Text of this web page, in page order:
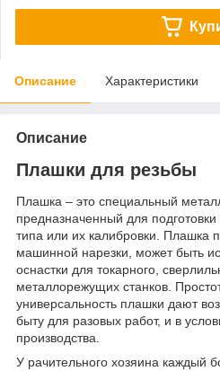
Описание Характеристики
Описание
Плашки для резьбы
Плашка – это специальный
предназначенный для
типа или их калибровки. Плашка
машинной нарезки, может быть
оснастки для токарного,
металлорежущих станков.
универсальность плашки дают
быту для разовых работ, и в
производства.
У рачительного хозяина каждый